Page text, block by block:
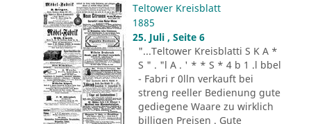
Teltower Kreisblatt
1885
25. Juli , Seite 6
"...Teltower Kreisblatti S K A *
S " . "l A . ' * * S * 4 b 1 .l bbel
- Fabri r 0lln verkauft bei
streng reeller Bedienung gute
gediegene Waare zu wirklich
billigen Preisen . Gute